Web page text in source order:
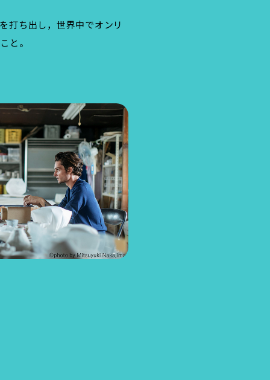
打ち出し，世界中でオンリ
と。